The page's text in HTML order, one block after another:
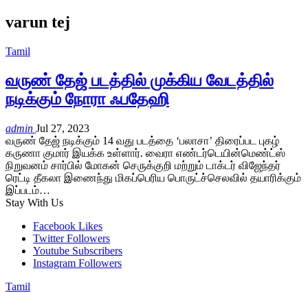
varun tej
Tamil
வருண் தேஜ் படத்தில் முக்கிய வேடத்தில்
நடிக்கும் நோரா ஃபதேஹி
admin Jul 27, 2023
வருண் தேஜ் நடிக்கும் 14 வது படத்தை ‘பலாசா’ திரைப்பட புகழ்
கருணா குமார் இயக்க உள்ளார். வைரா எண்டர்டெயின்மெண்ட்ஸ்
நிறுவனம் சார்பில் மோகன் செருக்குறி மற்றும் டாக்டர் விஜேந்தர்
ரெட்டி தீகலா இணைந்து மிகப்பெரிய பொருட்ச்செலவில் தயாரிக்கும்
இப்படம்…
Stay With Us
Facebook Likes
Twitter Followers
Youtube Subscribers
Instagram Followers
Tamil